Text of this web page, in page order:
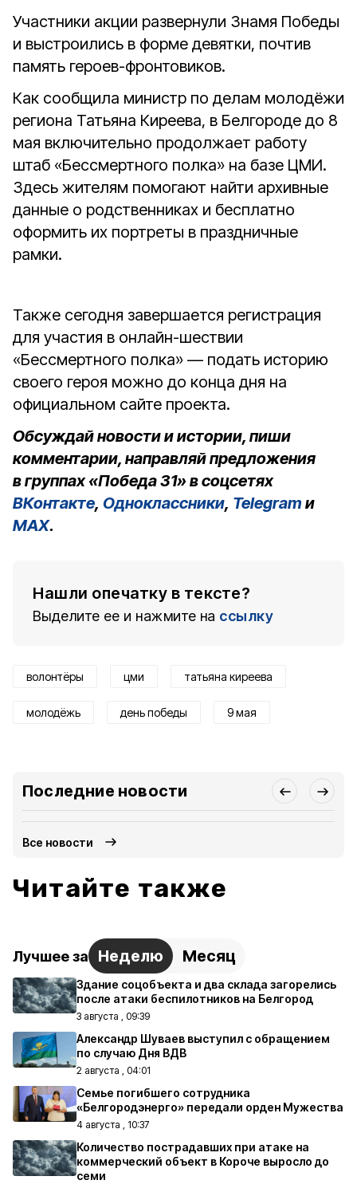
Участники акции развернули Знамя Победы
и выстроились в форме девятки, почтив
память героев-фронтовиков.
Как сообщила министр по делам молодёжи
региона Татьяна Киреева, в Белгороде до 8
мая включительно продолжает работу
штаб «Бессмертного полка» на базе ЦМИ.
Здесь жителям помогают найти архивные
данные о родственниках и бесплатно
оформить их портреты в праздничные
рамки.
Также сегодня завершается регистрация
для участия в онлайн-шествии
«Бессмертного полка» — подать историю
своего героя можно до конца дня на
официальном сайте проекта.
Обсуждай новости и истории, пиши
комментарии, направляй предложения
в группах «Победа 31» в соцсетях
ВКонтакте, Одноклассники, Telegram и
MAX.
Нашли опечатку в тексте?
Выделите ее и нажмите на ссылку
волонтёры цми татьяна киреева
молодёжь день победы 9 мая
Последние новости
Все новости
Читайте также
Лучшее за Неделю Месяц
Здание соцобъекта и два склада загорелись
после атаки беспилотников на Белгород
3 августа , 09:39
Александр Шуваев выступил с обращением
по случаю Дня ВДВ
2 августа , 04:01
Семье погибшего сотрудника
«Белгородэнерго» передали орден Мужества
4 августа , 10:37
Количество пострадавших при атаке на
коммерческий объект в Короче выросло до
семи